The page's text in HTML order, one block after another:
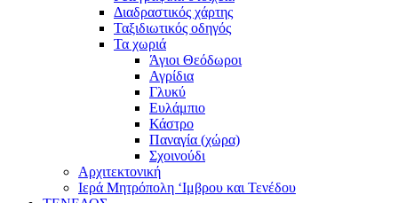
Διαδραστικός χάρτης
Ταξιδιωτικός οδηγός
Τα χωριά
Άγιοι Θεόδωροι
Αγρίδια
Γλυκύ
Ευλάμπιο
Κάστρο
Παναγία (χώρα)
Σχοινούδι
Αρχιτεκτονική
Ιερά Μητρόπολη ‘Ιμβρου και Τενέδου